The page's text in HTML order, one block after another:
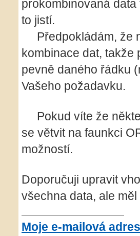
prokombinovaná
to jistí.
Předpokládám, že
kombinace dat, takže
pevně daného řádku
Vašeho požadavku.
Pokud víte že
se větvit na faunkci
možností.
Doporučuji upravit
všechna data, ale
Moje e-mailová